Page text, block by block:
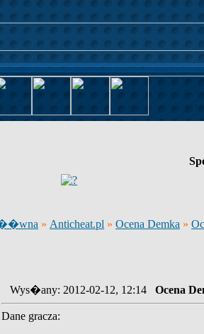
» Anticheat.pl » Ocena Demka »
Wys�any: 2012-02-12, 12:14 Ocena
Dane gracza: